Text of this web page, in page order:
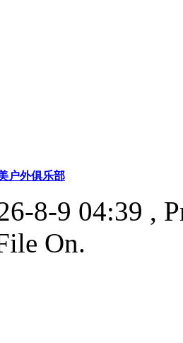
户外俱乐部
8-9 04:39 ,
On.